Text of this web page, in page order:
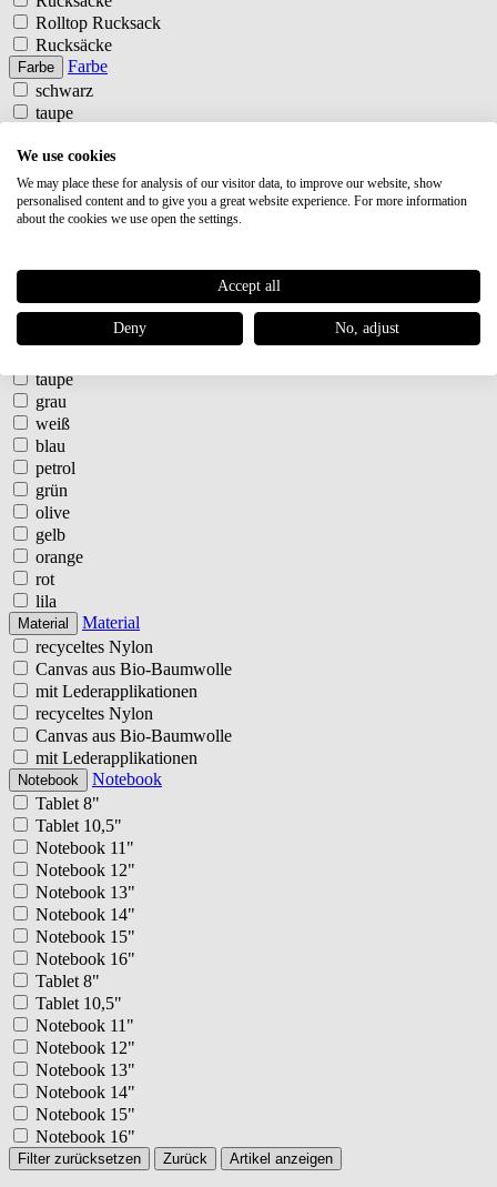
Rolltop Rucksack
Rucksäcke
Farbe
Farbe
schwarz
taupe
weiß
blau
petrol
grün
gelb
rot
taupe
grau
weiß
blau
petrol
grün
olive
gelb
orange
rot
lila
Material
Material
recyceltes Nylon
Canvas aus Bio-Baumwolle
mit Lederapplikationen
recyceltes Nylon
Canvas aus Bio-Baumwolle
mit Lederapplikationen
Notebook
Notebook
Tablet 8"
Tablet 10,5"
Notebook 11"
Notebook 12"
Notebook 13"
Notebook 14"
Notebook 15"
Notebook 16"
Tablet 8"
Tablet 10,5"
Notebook 11"
Notebook 12"
Notebook 13"
Notebook 14"
Notebook 15"
Notebook 16"
Filter zurücksetzen Zurück Artikel anzeigen
We use cookies
We may place these for analysis of our visitor data, to improve our website, show
personalised content and to give you a great website experience. For more information
about the cookies we use open the settings.
Accept all
Deny No, adjust